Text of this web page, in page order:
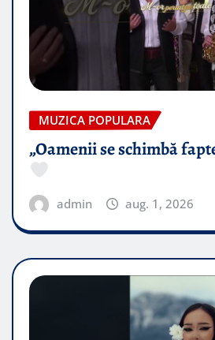
MUZICA POPULARA
„Oamenii se schimbă
admin aug. 1, 2026